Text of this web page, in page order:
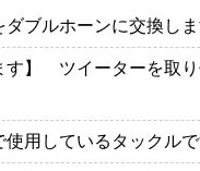
ダブルホーンに交換し
す】 ツイーターを取
使用しているタックル